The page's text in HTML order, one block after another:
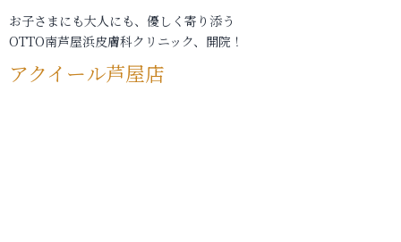
お子さまにも大人にも、優しく寄り添う
OTTO南芦屋浜皮膚科クリニック、開院！
アクイール芦屋店